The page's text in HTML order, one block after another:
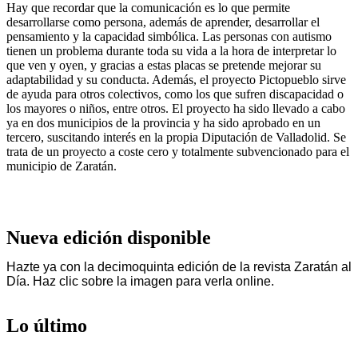
Hay que recordar que la comunicación es lo que permite
desarrollarse como persona, además de aprender, desarrollar el
pensamiento y la capacidad simbólica. Las personas con autismo
tienen un problema durante toda su vida a la hora de interpretar lo
que ven y oyen, y gracias a estas placas se pretende mejorar su
adaptabilidad y su conducta. Además, el proyecto Pictopueblo sirve
de ayuda para otros colectivos, como los que sufren discapacidad o
los mayores o niños, entre otros. El proyecto ha sido llevado a cabo
ya en dos municipios de la provincia y ha sido aprobado en un
tercero, suscitando interés en la propia Diputación de Valladolid. Se
trata de un proyecto a coste cero y totalmente subvencionado para el
municipio de Zaratán.
Nueva edición disponible
Hazte ya con la decimoquinta edición de la revista Zaratán al
Día. Haz clic sobre la imagen para verla online.
Lo último